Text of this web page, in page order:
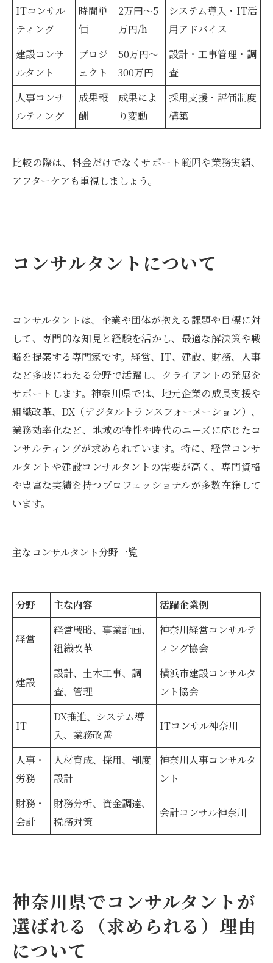
ITコンサル
ティング
時間単
価
2万円～5
万円/h
システム導入・IT活
用アドバイス
建設コンサ
ルタント
プロジ
ェクト
50万円～
300万円
設計・工事管理・調
査
人事コンサ
ルティング
成果報
酬
成果によ
り変動
採用支援・評価制度
構築
比較の際は、料金だけでなくサポート範囲や業務実績、
アフターケアも重視しましょう。
コンサルタントについて
コンサルタントは、企業や団体が抱える課題や目標に対
して、専門的な知見と経験を活かし、最適な解決策や戦
略を提案する専門家です。経営、IT、建設、財務、人事
など多岐にわたる分野で活躍し、クライアントの発展を
サポートします。神奈川県では、地元企業の成長支援や
組織改革、DX（デジタルトランスフォーメーション）、
業務効率化など、地域の特性や時代のニーズに応じたコ
ンサルティングが求められています。特に、経営コンサ
ルタントや建設コンサルタントの需要が高く、専門資格
や豊富な実績を持つプロフェッショナルが多数在籍して
います。
主なコンサルタント分野一覧
分野 主な内容 活躍企業例
経営
経営戦略、事業計画、
組織改革
神奈川経営コンサルテ
ィング協会
建設
設計、土木工事、調
査、管理
横浜市建設コンサルタ
ント協会
IT
DX推進、システム導
入、業務改善
ITコンサル神奈川
人事・
労務
人材育成、採用、制度
設計
神奈川人事コンサルタ
ント
財務・
会計
財務分析、資金調達、
税務対策
会計コンサル神奈川
神奈川県でコンサルタントが
選ばれる（求められる）理由
について